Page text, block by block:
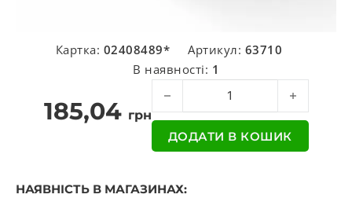
Картка: 02408489* Артикул: 63710
В наявності: 1
185,04 грн
Очищувач бітумних плям Piton
ДОДАТИ В КОШИК
НАЯВНІСТЬ В МАГАЗИНАХ: